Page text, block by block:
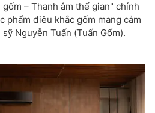
– Thanh âm thế gian" chính
phẩm điêu khắc gốm mang cảm
Nguyễn Tuấn (Tuấn Gốm).